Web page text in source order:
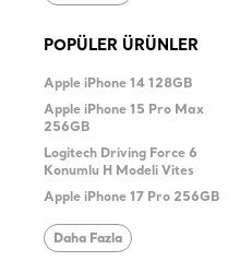
POPÜLER ÜRÜNLER
Apple iPhone 14 128GB
Apple iPhone 15 Pro Max
256GB
Logitech Driving Force 6
Konumlu H Modeli Vites
Apple iPhone 17 Pro 256GB
Daha Fazla